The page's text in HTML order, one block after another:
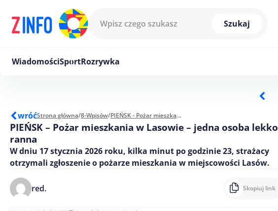
Szukaj
WiadomościSportRozrywka
wróćStrona główna/8-Wpisów/ PIEŃSK - Pożar mieszkania w Lasowie – jedna osoba lekko ranna
PIEŃSK – Pożar mieszkania w Lasowie – jedna osoba lekko
ranna
W dniu 17 stycznia 2026 roku, kilka minut po godzinie 23, strażacy
otrzymali zgłoszenie o pożarze mieszkania w miejscowości Lasów.
red. Skopiuj link